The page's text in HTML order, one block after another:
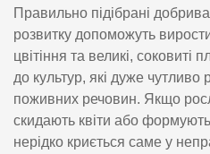
Правильно підібрані
розвитку допоможуть
цвітіння та великі,
до культур, які дуже чутливо
поживних речовин. Якщо
скидають квіти або
нерідко криється саме у